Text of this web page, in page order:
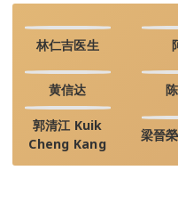
林仁吉医生
黄信达
郭清江 Kuik
Cheng Kang
梁晉